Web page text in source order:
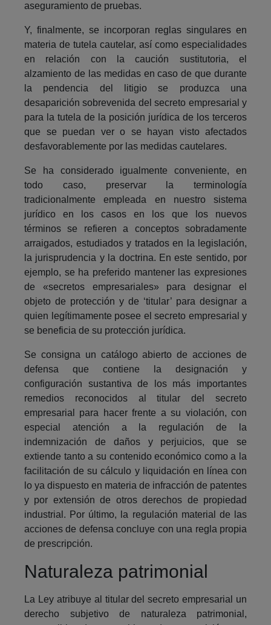
aseguramiento de pruebas.
Y, finalmente, se incorporan reglas singulares en
materia de tutela cautelar, así como especialidades
en relación con la caución sustitutoria, el
alzamiento de las medidas en caso de que durante
la pendencia del litigio se produzca una
desaparición sobrevenida del secreto empresarial y
para la tutela de la posición jurídica de los terceros
que se puedan ver o se hayan visto afectados
desfavorablemente por las medidas cautelares.
Se ha considerado igualmente conveniente, en
todo caso, preservar la terminología
tradicionalmente empleada en nuestro sistema
jurídico en los casos en los que los nuevos
términos se refieren a conceptos sobradamente
arraigados, estudiados y tratados en la legislación,
la jurisprudencia y la doctrina. En este sentido, por
ejemplo, se ha preferido mantener las expresiones
de «secretos empresariales» para designar el
objeto de protección y de ‘titular’ para designar a
quien legítimamente posee el secreto empresarial y
se beneficia de su protección jurídica.
Se consigna un catálogo abierto de acciones de
defensa que contiene la designación y
configuración sustantiva de los más importantes
remedios reconocidos al titular del secreto
empresarial para hacer frente a su violación, con
especial atención a la regulación de la
indemnización de daños y perjuicios, que se
extiende tanto a su contenido económico como a la
facilitación de su cálculo y liquidación en línea con
lo ya dispuesto en materia de infracción de patentes
y por extensión de otros derechos de propiedad
industrial. Por último, la regulación material de las
acciones de defensa concluye con una regla propia
de prescripción.
Naturaleza patrimonial
La Ley atribuye al titular del secreto empresarial un
derecho subjetivo de naturaleza patrimonial,